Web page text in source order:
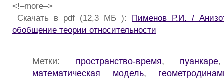
<!–more–>
Скачать в pdf (12,3 МБ ): Пименов Р.И. /
обобщение теории относительности
Метки: пространство-время, пуанкаре
математическая модель,